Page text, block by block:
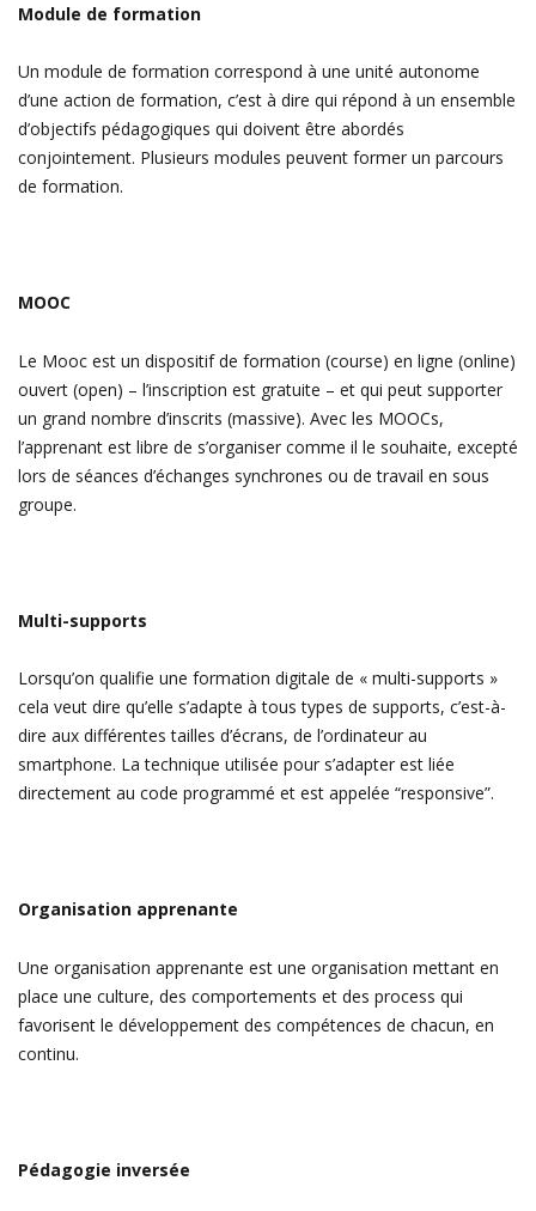
Module de formation
Un module de formation correspond à une unité autonome
d’une action de formation, c’est à dire qui répond à un ensemble
d’objectifs pédagogiques qui doivent être abordés
conjointement. Plusieurs modules peuvent former un parcours
de formation.
MOOC
Le Mooc est un dispositif de formation (course) en ligne (online)
ouvert (open) – l’inscription est gratuite – et qui peut supporter
un grand nombre d’inscrits (massive). Avec les MOOCs,
l’apprenant est libre de s’organiser comme il le souhaite, excepté
lors de séances d’échanges synchrones ou de travail en sous
groupe.
Multi-supports
Lorsqu’on qualifie une formation digitale de « multi-supports »
cela veut dire qu’elle s’adapte à tous types de supports, c’est-à-
dire aux différentes tailles d’écrans, de l’ordinateur au
smartphone. La technique utilisée pour s’adapter est liée
directement au code programmé et est appelée “responsive”.
Organisation apprenante
Une organisation apprenante est une organisation mettant en
place une culture, des comportements et des process qui
favorisent le développement des compétences de chacun, en
continu.
Pédagogie inversée